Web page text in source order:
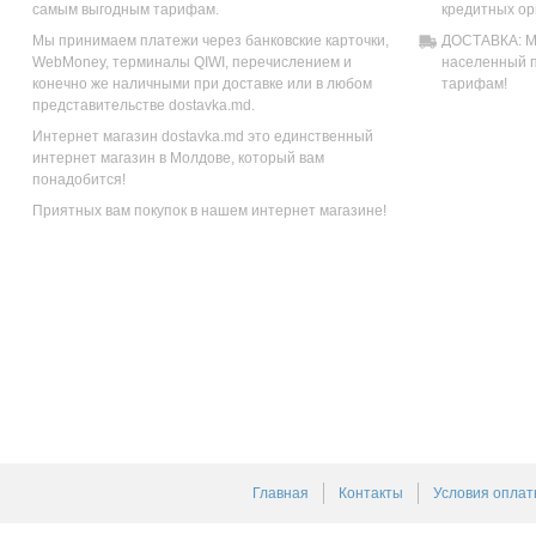
самым выгодным тарифам.
Мы принимаем платежи через банковские карточки,
WebMoney, терминалы QIWI, перечислением и
конечно же наличными при доставке или в любом
представительстве dostavka.md.
Интернет магазин dostavka.md это единственный
интернет магазин в Молдове, который вам
понадобится!
Приятных вам покупок в нашем интернет магазине!
кредитных
ДОСТАВКА:
населенный
тарифам!
Главная Контакты Условия